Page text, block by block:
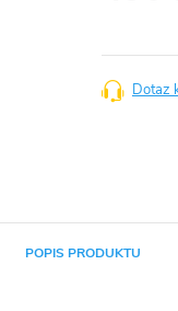
Dotaz
POPIS PRODUKTU